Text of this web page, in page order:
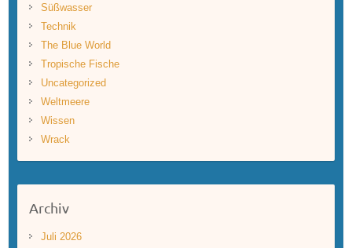
Süßwasser
Technik
The Blue World
Tropische Fische
Uncategorized
Weltmeere
Wissen
Wrack
Archiv
Juli 2026